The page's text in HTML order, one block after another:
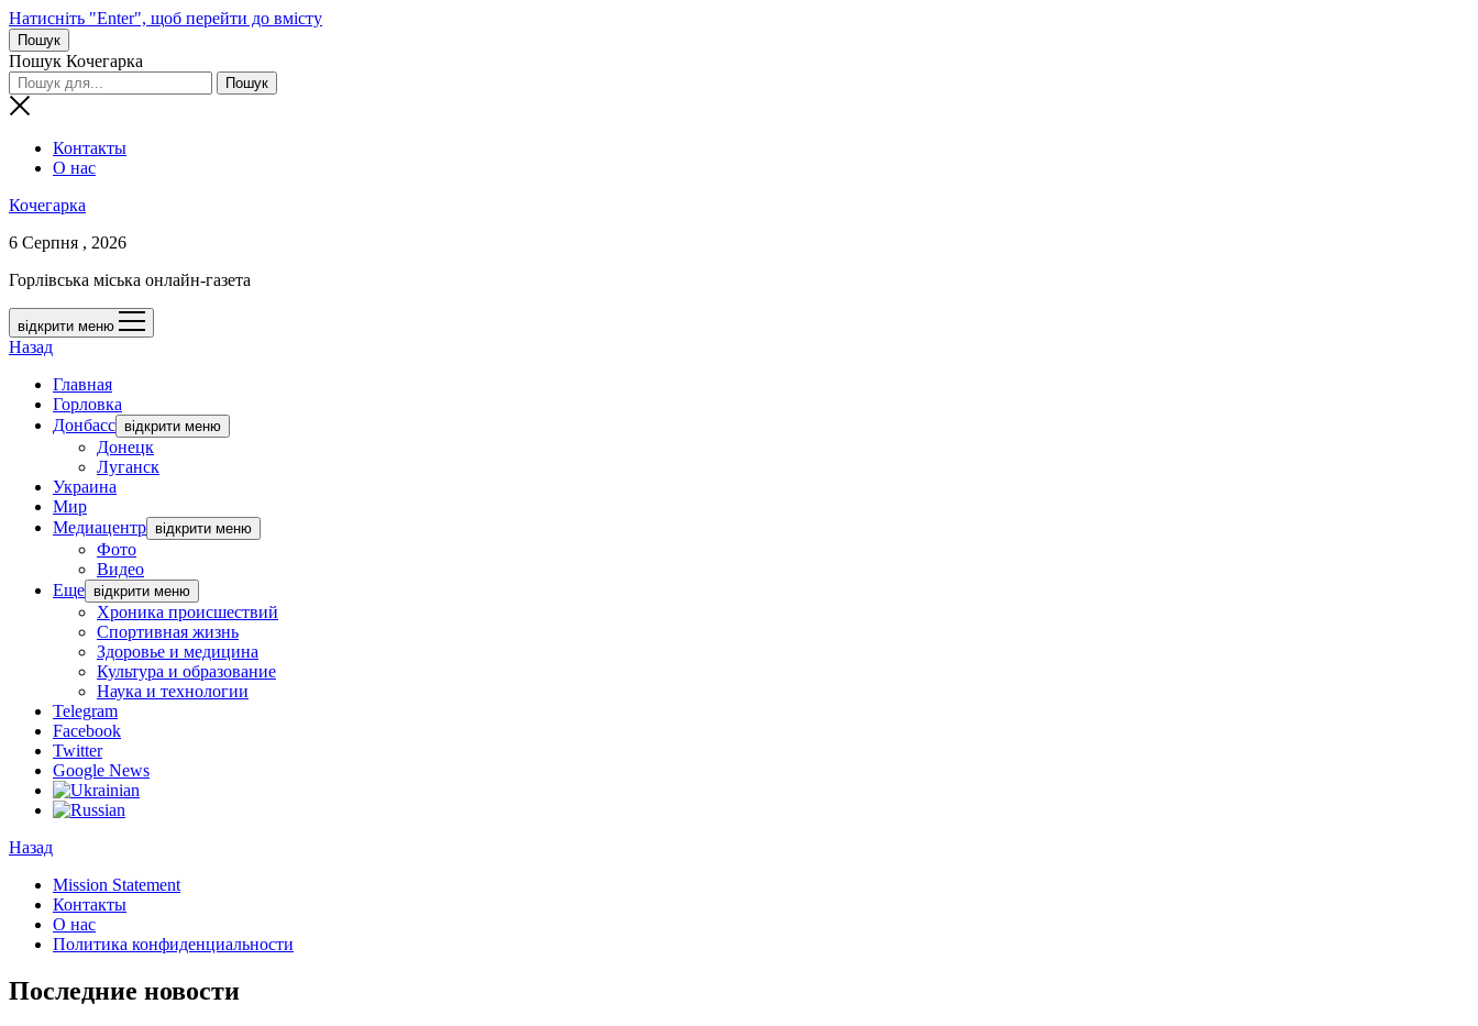
Натисніть "Enter", щоб перейти до вмісту
Пошук
Пошук Кочегарка
Контакты
О нас
Кочегарка
6 Серпня , 2026
Горлівська міська онлайн-газета
відкрити меню
Назад
Главная
Горловка
Донбасс відкрити меню
Донецк
Луганск
Украина
Мир
Медиацентр відкрити меню
Фото
Видео
Еще відкрити меню
Хроника происшествий
Спортивная жизнь
Здоровье и медицина
Культура и образование
Наука и технологии
Telegram
Facebook
Twitter
Google News
Назад
Mission Statement
Контакты
О нас
Политика конфиденциальности
Последние новости